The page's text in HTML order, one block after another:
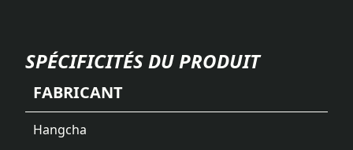
SPÉCIFICITÉS DU PRODUIT
FABRICANT
Hangcha